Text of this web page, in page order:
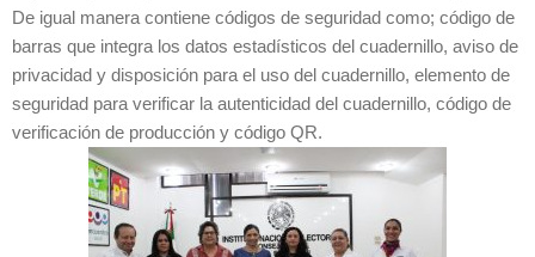
De igual manera contiene códigos de seguridad como; código de
barras que integra los datos estadísticos del cuadernillo, aviso de
privacidad y disposición para el uso del cuadernillo, elemento de
seguridad para verificar la autenticidad del cuadernillo, código de
verificación de producción y código QR.